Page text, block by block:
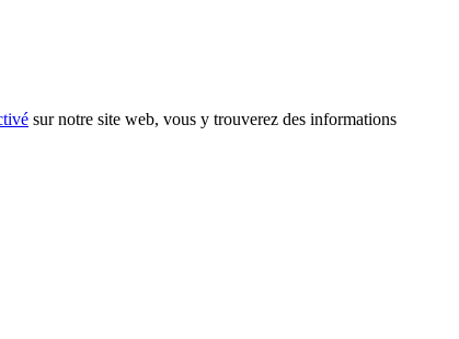
sur notre site web, vous y trouverez des informations